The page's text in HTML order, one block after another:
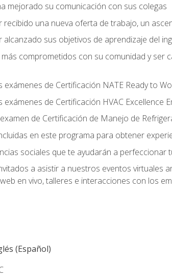
mejorado su comunicación con sus colegas
una nueva oferta de trabajo, un
sus objetivos de aprendizaje del
comprometidos con su comunidad y ser
de Certificación NATE Ready to
de Certificación HVAC Excellence
de Certificación de Manejo de
en este programa para obtener
sociales que te ayudarán a perfeccionar
a asistir a nuestros eventos virtuales
en vivo, talleres e interacciones con los
(Español)